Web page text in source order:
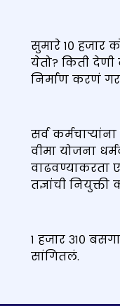
सुमारे १० हजार
येतो? किती
निर्माण करणं
सर्व
वीमा योजना
वाढवण्याकरता
तज्ञांची
१ हजार ३१०
सांगितलं.